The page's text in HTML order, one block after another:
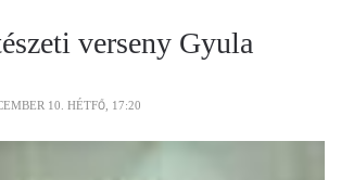
verseny Gyula
10. HÉTFŐ, 17:20